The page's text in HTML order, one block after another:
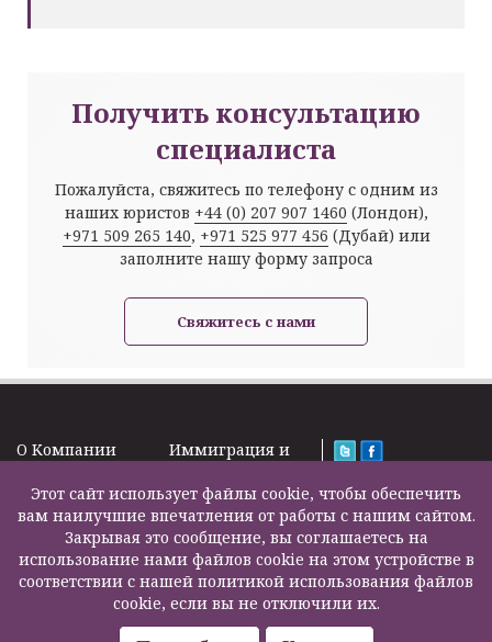
Получить консультацию
специалиста
Пожалуйста, свяжитесь по телефону с одним из
наших юристов +44 (0) 207 907 1460 (Лондон),
+971 509 265 140, +971 525 977 456 (Дубай) или
заполните нашу форму запроса
Свяжитесь с нами
O Kомпании
Подписка на
новости
Задать вопрос
Карта сайта
Контакты
Иммиграция и
Налоги и пенсии
Бизнес услуги
Недвижимость
Образование
Страхование
жизни
Другие услуги
2000 – 2026©
F200500002
Этот сайт использует файлы cookie, чтобы обеспечить
вам наилучшие впечатления от работы с нашим сайтом.
Закрывая это сообщение, вы соглашаетесь на
использование нами файлов cookie на этом устройстве в
соответствии с нашей политикой использования файлов
cookie, если вы не отключили их.